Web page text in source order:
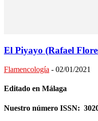
El Piyayo (Rafael
Flamencología - 02/01/2021
Editado en Málaga
Nuestro número ISSN: